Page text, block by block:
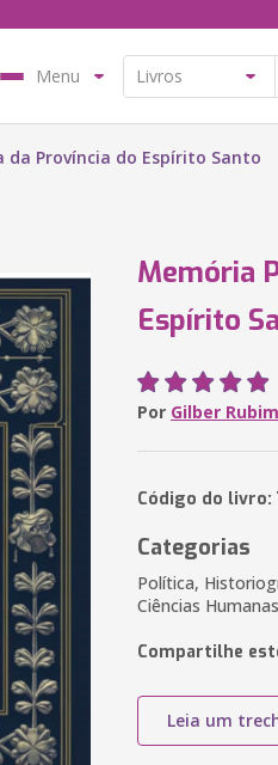
Menu
da Província do Espírito Santo
Memória
Espírito
Por Gilber
Código do livro:
Categorias
Política,
Ciências
Compartilhe
Leia um